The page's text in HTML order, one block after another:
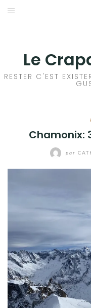
Aller
Le
RESTER C'EST
Chamonix:
par
EUROPE
TOUR DU MONDE
CONTACT